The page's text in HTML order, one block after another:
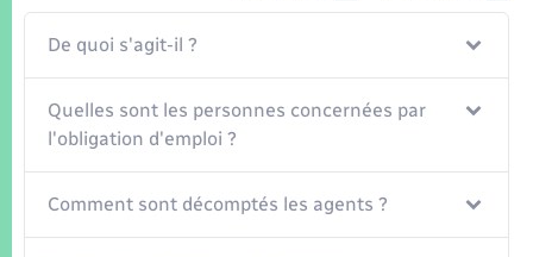
De quoi s'agit-il ?
Quelles sont les personnes concernées par
l'obligation d'emploi ?
Comment sont décomptés les agents ?